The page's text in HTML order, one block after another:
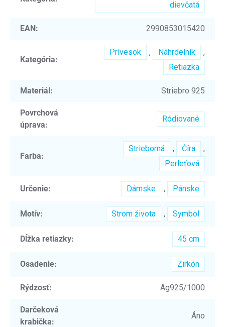
dievčatá
EAN: 2990853015420
Kategória:
Prívesok , Náhrdelník
,
Retiazka
Materiál: Striebro 925
Povrchová
úprava:
Ródiované
Farba:
Strieborná , Číra
,
Perleťová
Určenie: Dámske , Pánske
Motív: Strom života , Symbol
Dĺžka retiazky: 45 cm
Osadenie: Zirkón
Rýdzosť: Ag925/1000
Darčeková
krabička:
Áno